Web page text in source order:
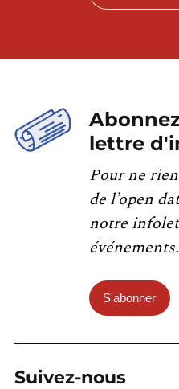
lettre
Pour ne
de l’open
notre
événements.
S'abonner
Suivez-nous